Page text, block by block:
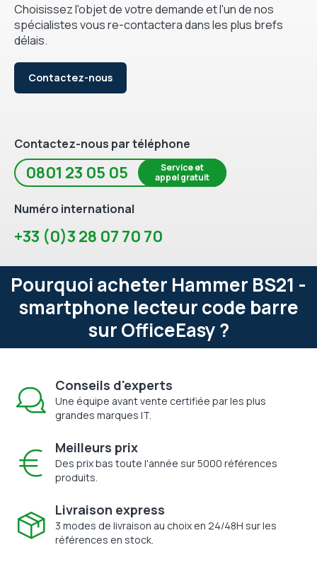
Choisissez l'objet de votre demande et l'un de nos
spécialistes vous re-contactera dans les plus brefs
délais.
Contactez-nous
Contactez-nous par téléphone
0801 23 05 05
Service et
appel gratuit
Numéro international
+33 (0)3 28 07 70 70
Pourquoi acheter Hammer BS21 -
smartphone lecteur code barre
sur OfficeEasy ?
Conseils d'experts
Une équipe avant vente certifiée par les plus
grandes marques IT.
Meilleurs prix
Des prix bas toute l'année sur 5000 références
produits.
Livraison express
3 modes de livraison au choix en 24/48H sur les
références en stock.